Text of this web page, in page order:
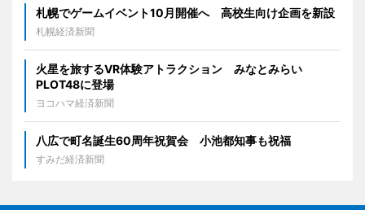
札幌でゲームイベント10月開催へ 高校生向け企画を新設
札幌経済新聞
火星を旅するVR体験アトラクション みなとみらい
PLOT48に登場
ヨコハマ経済新聞
八広で町名誕生60周年祝賀会 小池都知事も祝福
すみだ経済新聞